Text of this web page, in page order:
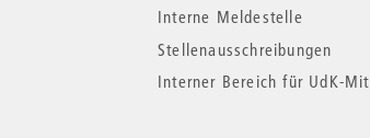
Interne Meldestelle
Stellenausschreibungen
Interner Bereich für UdK-